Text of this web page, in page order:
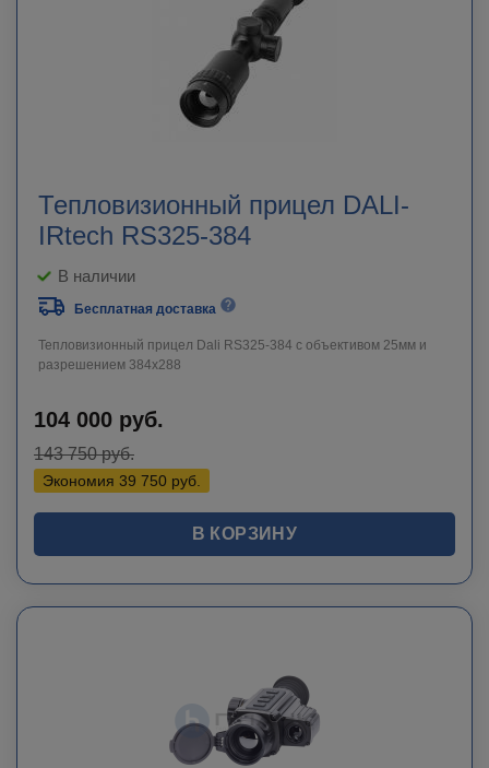
Тепловизионный прицел DALI-
IRtech RS325-384
В наличии
Бесплатная доставка
Тепловизионный прицел Dali RS325-384 c объективом 25мм и
разрешением 384х288
104 000 руб.
143 750руб.
Экономия 39 750 руб.
В КОРЗИНУ